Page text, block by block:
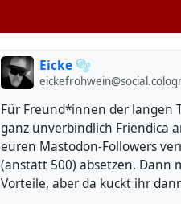
Eicke 🫧
Für Freund*innen der langen
ganz unverbindlich Friendica
euren Mastodon-Followers
(anstatt 500) absetzen. Dann
Vorteile, aber da kuckt ihr